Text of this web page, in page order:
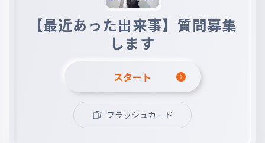
【最近あった出来事】質問募集
します
スタート
フラッシュカード